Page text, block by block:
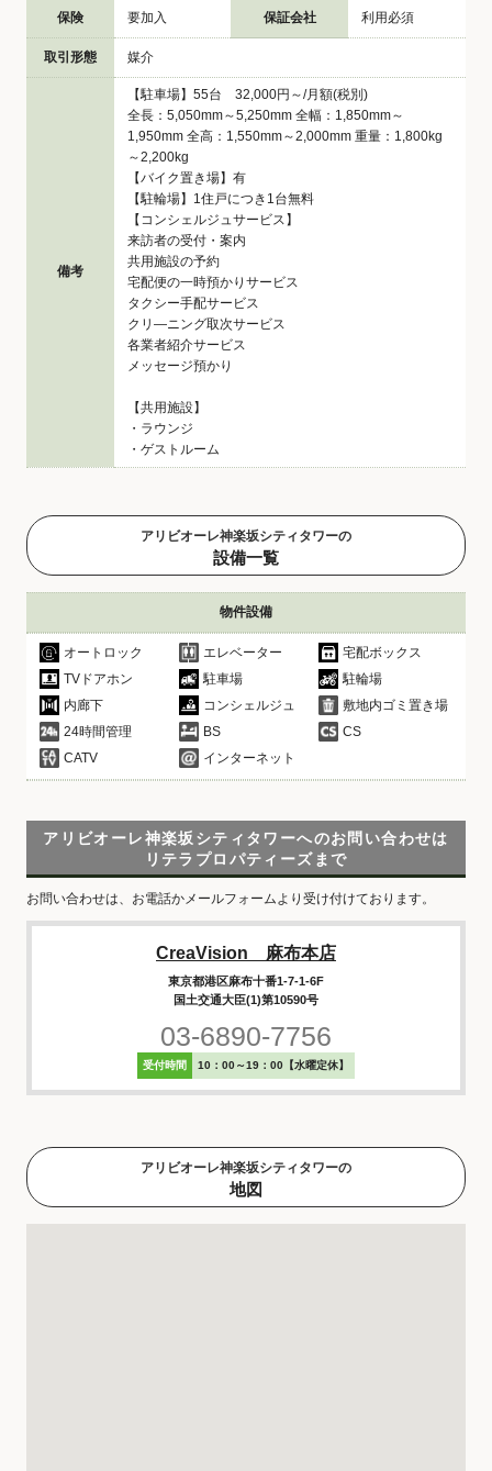
保険 要加入 保証会社 利用必須
取引形態 媒介
備考
【駐車場】55台 32,000円～/月額(税別)
全長：5,050mm～5,250mm 全幅：1,850mm～
1,950mm 全高：1,550mm～2,000mm 重量：1,800kg
～2,200kg
【バイク置き場】有
【駐輪場】1住戸につき1台無料
【コンシェルジュサービス】
来訪者の受付・案内
共用施設の予約
宅配便の一時預かりサービス
タクシー手配サービス
クリ―ニング取次サービス
各業者紹介サービス
メッセージ預かり
【共用施設】
・ラウンジ
・ゲストルーム
アリビオーレ神楽坂シティタワーの
設備一覧
物件設備
オートロック エレベーター
宅配ボックス
TVドアホン
駐車場
駐輪場
内廊下
コンシェルジュ
敷地内ゴミ置き場
24時間管理
BS
CS
CATV
インターネット
アリビオーレ神楽坂シティタワーへのお問い合わせは
リテラプロパティーズまで
お問い合わせは、お電話かメールフォームより受け付けております。
CreaVision 麻布本店
東京都港区麻布十番1-7-1-6F
国土交通大臣(1)第10590号
03-6890-7756
受付時間 10：00～19：00【水曜定休】
アリビオーレ神楽坂シティタワーの
地図